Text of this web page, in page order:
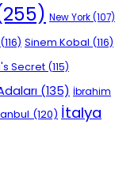
New York(107)
(116) Sinem Kobal (116)
Secret (115)
(135) İbrahim
(120) İtalya